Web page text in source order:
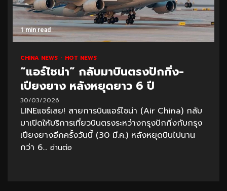
1 min read
CHINA NEWS HOT NEWS
“แอร์ไชน่า” กลับมาบินตรงปักกิ่ง-
เปียงยาง หลังหยุดยาว 6 ปี
30/03/2026
LINEแชร์เลย! สายการบินแอร์ไชน่า (Air China) กลับ
มาเปิดให้บริการเที่ยวบินตรงระหว่างกรุงปักกิ่งกับกรุง
เปียงยางอีกครั้งวันนี้ (30 มี.ค.) หลังหยุดบินไปนาน
กว่า 6... อ่านต่อ